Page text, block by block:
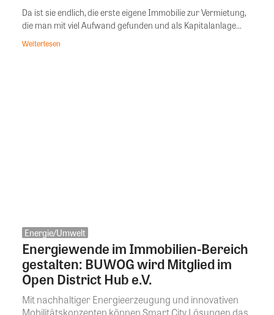
Da ist sie endlich, die erste eigene Immobilie zur Vermietung,
die man mit viel Aufwand gefunden und als Kapitalanlage...
Weiterlesen
Energie/Umwelt
Energiewende im Immobilien-Bereich
gestalten: BUWOG wird Mitglied im
Open District Hub e.V.
Mit nachhaltiger Energieerzeugung und innovativen